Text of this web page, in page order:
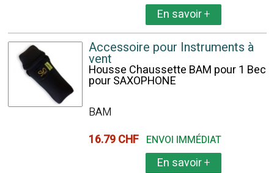
En savoir+
Accessoire pour Instruments à
vent
Housse Chaussette BAM pour 1 Bec
pour SAXOPHONE
BAM
16.79 CHF ENVOI IMMÉDIAT
En savoir+